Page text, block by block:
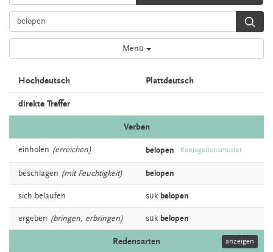
Menü
Hochdeutsch Plattdeutsch
direkte Treffer
Verben
einholen (erreichen) belopen Konjugationsmuster
beschlagen (mit Feuchtigkeit) belopen
sich belaufen sük belopen
ergeben (bringen, erbringen) sük belopen
Redensarten anzeigen